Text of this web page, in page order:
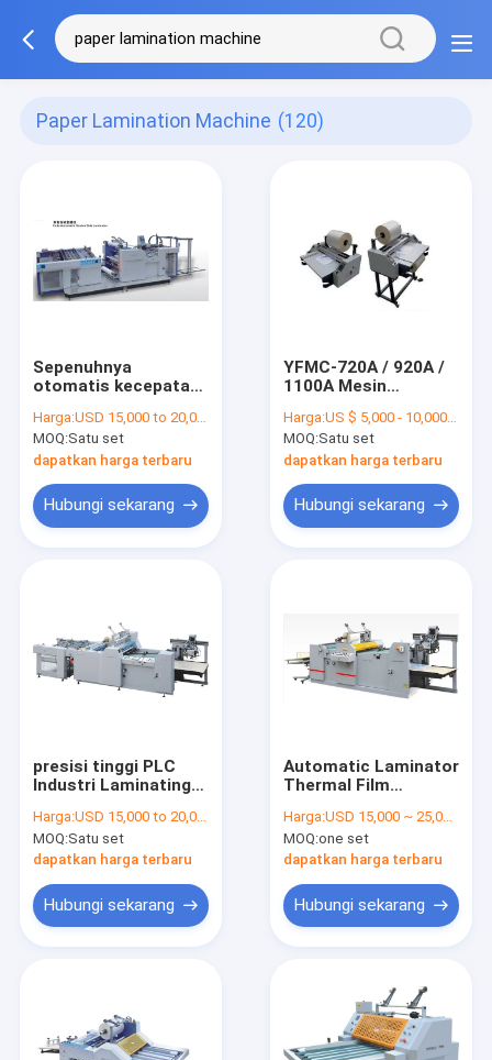
Paper Lamination Machine (120)
Sepenuhnya
otomatis kecepatan
Laminasi Mesin
Servo PROM-920B /
PROM-1050B
Harga:USD 15,000 to 20,000 per set
MOQ:Satu set
dapatkan harga terbaru
Hubungi sekarang
YFMC-720A / 920A /
1100A Mesin
untuk Packing dan
Percetakan
Harga:US $ 5,000 - 10,000 / Set
MOQ:Satu set
dapatkan harga terbaru
Hubungi sekarang
presisi tinggi PLC
Industri Laminating
sistem kertas makan
PROM-800A
Harga:USD 15,000 to 20,000 per set
MOQ:Satu set
dapatkan harga terbaru
Hubungi sekarang
Automatic Laminator
Thermal Film
Big Size With PLC
Control Plate
Harga:USD 15,000 ~ 25,000 per set
MOQ:one set
dapatkan harga terbaru
Hubungi sekarang